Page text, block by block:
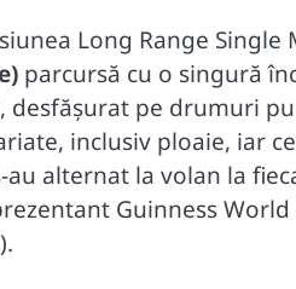
Long Range
parcursă cu o singură
desfășurat pe drumuri
inclusiv ploaie, iar
au alternat la volan la
Guinness
.